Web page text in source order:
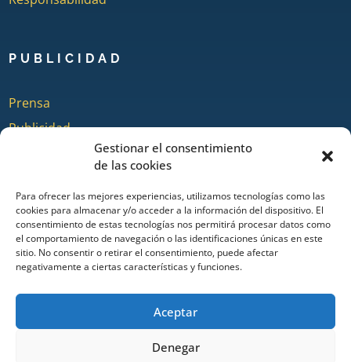
Gestionar el consentimiento
de las cookies
Para ofrecer las mejores experiencias, utilizamos tecnologías como las
cookies para almacenar y/o acceder a la información del dispositivo. El
consentimiento de estas tecnologías nos permitirá procesar datos como
el comportamiento de navegación o las identificaciones únicas en este
sitio. No consentir o retirar el consentimiento, puede afectar
negativamente a ciertas características y funciones.
Aceptar
Denegar
PUBLICIDAD
Prensa
Publicidad
Quienes somos
COLABORA
Añadir Evento